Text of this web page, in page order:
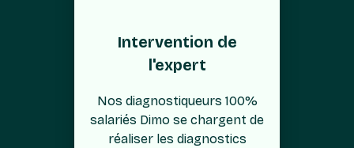
Intervention de
l'expert
Nos diagnostiqueurs 100%
salariés Dimo se chargent de
réaliser les diagnostics